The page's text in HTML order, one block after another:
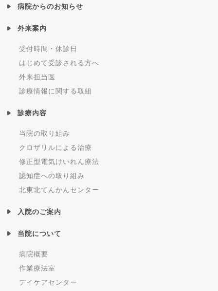
病院からのお知らせ
外来案内
受付時間・休診日
はじめて受診される方へ
外来担当医
診療情報に関する取組
診療内容
当院の取り組み
クロザリルによる治療
修正型電気けいれん療法
認知症への取り組み
北東北てんかんセンター
入院のご案内
当院について
病院概要
作業療法室
デイケアセンター